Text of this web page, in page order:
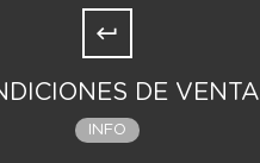
DE VENTA
INFO